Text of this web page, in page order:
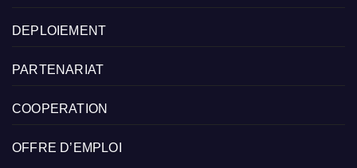
DEPLOIEMENT
PARTENARIAT
COOPERATION
OFFRE D’EMPLOI